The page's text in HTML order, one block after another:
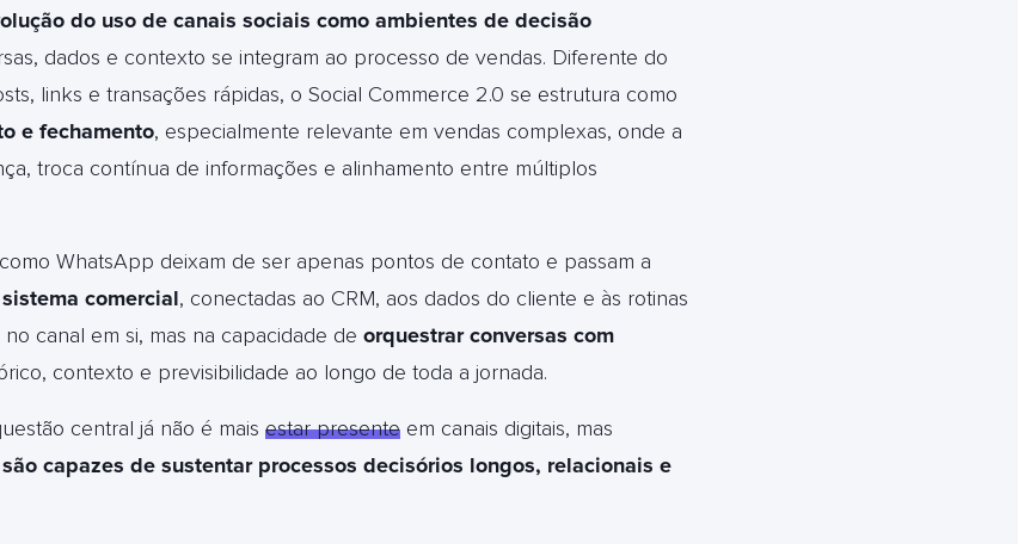
do uso de canais sociais como ambientes de decisão
dados e contexto se integram ao processo de vendas. Diferente do
links e transações rápidas, o Social Commerce 2.0 se estrutura como
e fechamento, especialmente relevante em vendas complexas, onde a
troca contínua de informações e alinhamento entre múltiplos
WhatsApp deixam de ser apenas pontos de contato e passam a
comercial, conectadas ao CRM, aos dados do cliente e às rotinas
canal em si, mas na capacidade de orquestrar conversas com
contexto e previsibilidade ao longo de toda a jornada.
central já não é mais estar presenteem canais digitais, mas
capazes de sustentar processos decisórios longos, relacionais e